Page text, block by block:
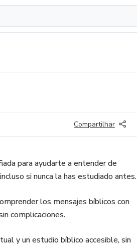
Compartilhar
para ayudarte a entender de
si nunca la has estudiado antes.
los mensajes bíblicos con
complicaciones.
y un estudio bíblico accesible, sin